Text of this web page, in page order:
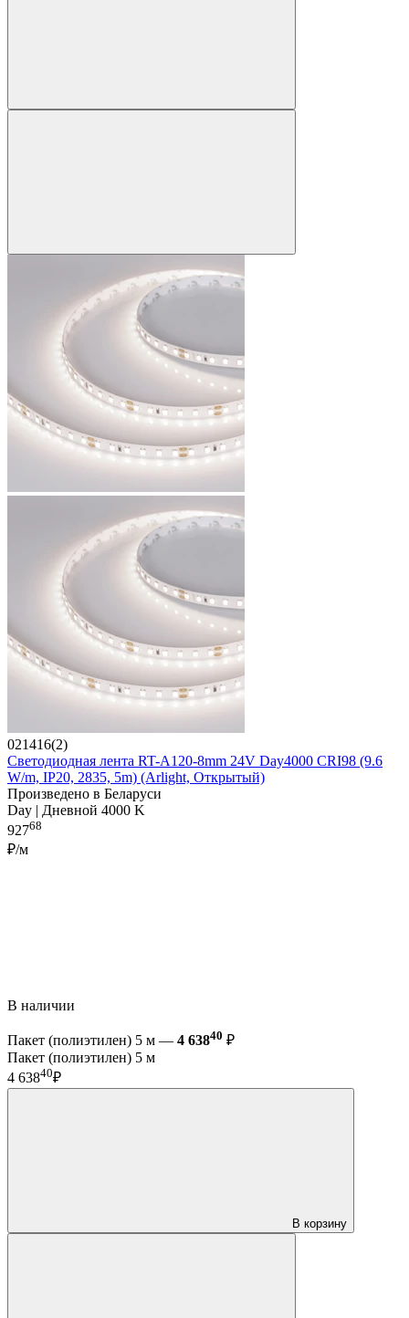
021416(2)
Светодиодная лента RT-A120-8mm 24V Day4000 CRI98 (9.6
W/m, IP20, 2835, 5m) (Arlight, Открытый)
Произведено в Беларуси
Day | Дневной 4000 K
92768
₽/м
В наличии
Пакет (полиэтилен) 5 м — 4 63840 ₽
Пакет (полиэтилен) 5 м
4 63840₽
В корзину